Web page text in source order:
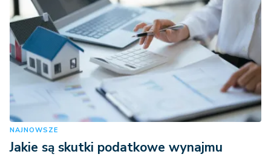
NAJNOWSZE
Jakie są skutki podatkowe wynajmu